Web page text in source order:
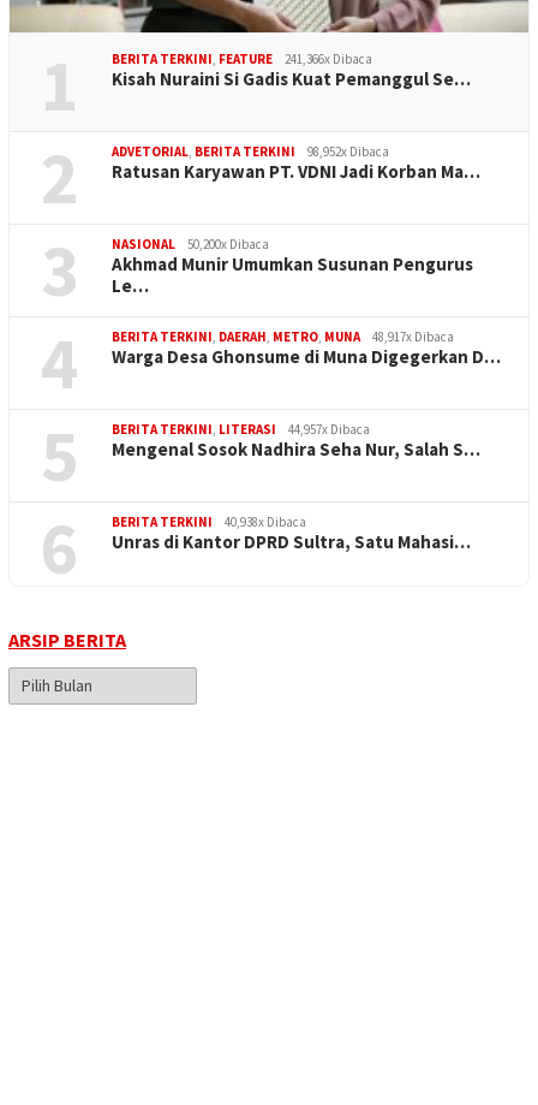
1 BERITA TERKINI FEATURE 241,366x Dibaca
Kisah Nuraini Si Gadis Kuat Pemanggul Se…
2 ADVETORIAL BERITA TERKINI 98,952x Dibaca
Ratusan Karyawan PT. VDNI Jadi Korban Ma…
3 NASIONAL 50,200x Dibaca
Akhmad Munir Umumkan Susunan Pengurus
Le…
4 BERITA TERKINI DAERAH METRO MUNA 48,917x Dibaca
Warga Desa Ghonsume di Muna Digegerkan D…
5 BERITA TERKINI LITERASI 44,957x Dibaca
Mengenal Sosok Nadhira Seha Nur, Salah S…
6 BERITA TERKINI 40,938x Dibaca
Unras di Kantor DPRD Sultra, Satu Mahasi…
ARSIP BERITA
Arsip
Berita